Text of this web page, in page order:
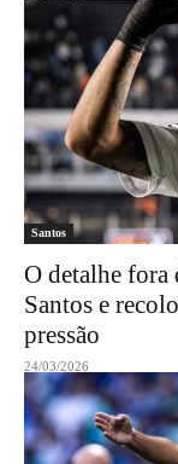
Santos
O detalhe fora
Santos e
pressão
24/03/2026